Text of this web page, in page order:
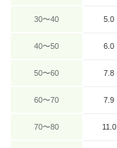
30〜40 5.0
40〜50 6.0
50〜60 7.8
60〜70 7.9
70〜80 11.0